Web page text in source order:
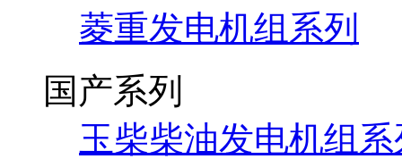
菱重发电机组系列
国产系列
玉柴柴油发电机组系